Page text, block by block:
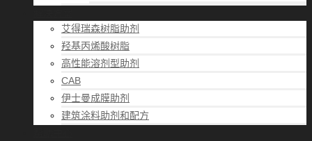
艾得瑞森树脂助剂
羟基丙烯酸树脂
高性能溶剂型助剂
CAB
伊士曼成膜助剂
建筑涂料助剂和配方